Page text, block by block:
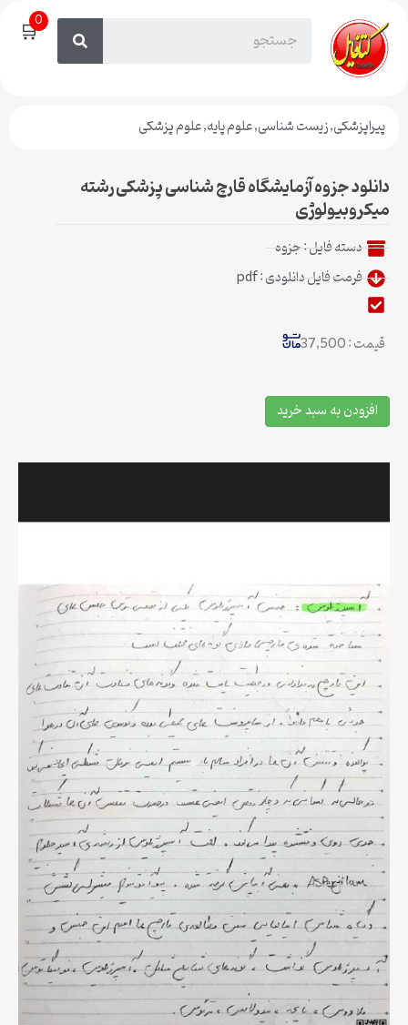
🛒0
پیراپزشکی,زیست شناسی,علوم پایه,علوم پزشکی
دانلود جزوه آزمایشگاه قارچ شناسی پزشکی رشته
میکروبیولوژی
دسته فایل :جزوه
فرمت فایل دانلودی : pdf
قیمت : 37,500
افزودن به سبد خرید